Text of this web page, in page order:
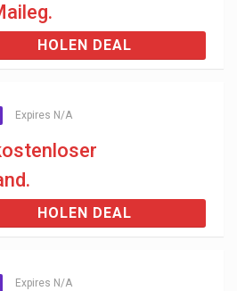
HOLEN DEAL
Expires N/A
HOLEN DEAL
Expires N/A